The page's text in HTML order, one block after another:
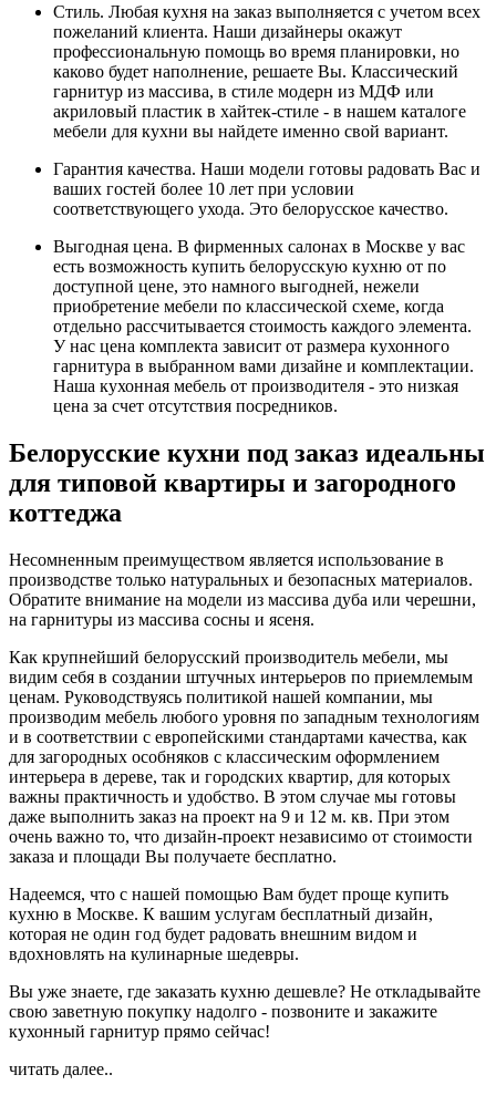
Стиль. Любая кухня на заказ выполняется с учетом всех
пожеланий клиента. Наши дизайнеры окажут
профессиональную помощь во время планировки, но
каково будет наполнение, решаете Вы. Классический
гарнитур из массива, в стиле модерн из МДФ или
акриловый пластик в хайтек-стиле - в нашем каталоге
мебели для кухни вы найдете именно свой вариант.
Гарантия качества. Наши модели готовы радовать Вас и
ваших гостей более 10 лет при условии
соответствующего ухода. Это белорусское качество.
Выгодная цена. В фирменных салонах в Москве у вас
есть возможность купить белорусскую кухню от по
доступной цене, это намного выгодней, нежели
приобретение мебели по классической схеме, когда
отдельно рассчитывается стоимость каждого элемента.
У нас цена комплекта зависит от размера кухонного
гарнитура в выбранном вами дизайне и комплектации.
Наша кухонная мебель от производителя - это низкая
цена за счет отсутствия посредников.
Белорусские кухни под заказ идеальны
для типовой квартиры и загородного
коттеджа
Несомненным преимуществом является использование в
производстве только натуральных и безопасных материалов.
Обратите внимание на модели из массива дуба или черешни,
на гарнитуры из массива сосны и ясеня.
Как крупнейший белорусский производитель мебели, мы
видим себя в создании штучных интерьеров по приемлемым
ценам. Руководствуясь политикой нашей компании, мы
производим мебель любого уровня по западным технологиям
и в соответствии с европейскими стандартами качества, как
для загородных особняков с классическим оформлением
интерьера в дереве, так и городских квартир, для которых
важны практичность и удобство. В этом случае мы готовы
даже выполнить заказ на проект на 9 и 12 м. кв. При этом
очень важно то, что дизайн-проект независимо от стоимости
заказа и площади Вы получаете бесплатно.
Надеемся, что с нашей помощью Вам будет проще купить
кухню в Москве. К вашим услугам бесплатный дизайн,
которая не один год будет радовать внешним видом и
вдохновлять на кулинарные шедевры.
Вы уже знаете, где заказать кухню дешевле? Не откладывайте
свою заветную покупку надолго - позвоните и закажите
кухонный гарнитур прямо сейчас!
читать далее..